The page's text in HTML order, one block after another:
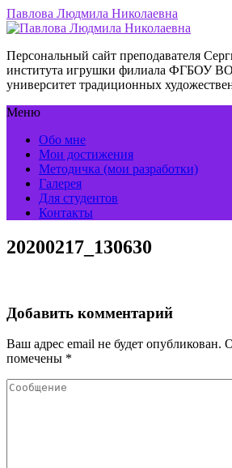
Павлова Людмила Николаевна
Персональный сайт преподавателя
института игрушки филиала ФГБОУ
университет традиционных
Меню
Обо мне
Мои достижения
Методичка (мои разработки)
Галерея
Для студентов
Контакты
20200217_130630
Добавить комментарий
Ваш адрес email не будет опубликован.
помечены *